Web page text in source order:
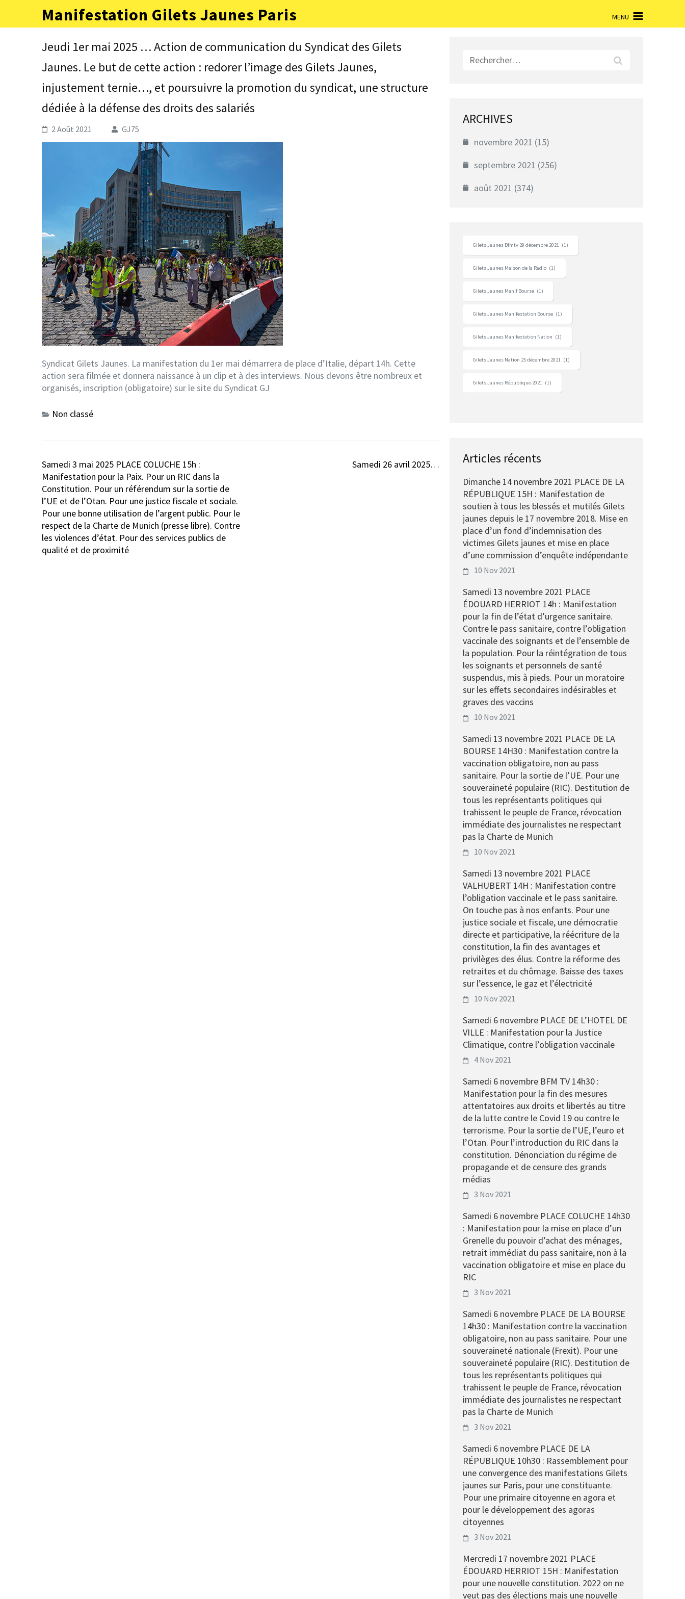
contenu
Manifestation Gilets Jaunes Paris MENU
Jeudi 1er mai 2025 … Action de communication du Syndicat des Gilets
Jaunes. Le but de cette action : redorer l’image des Gilets Jaunes,
injustement ternie…, et poursuivre la promotion du syndicat, une structure
dédiée à la défense des droits des salariés
2 Août 2021 GJ75
Syndicat Gilets Jaunes. La manifestation du 1er mai démarrera de place d’Italie, départ 14h. Cette
action sera filmée et donnera naissance à un clip et à des interviews. Nous devons être nombreux et
organisés, inscription (obligatoire) sur le site du Syndicat GJ
Non classé
Navigation
de
l’article
Samedi 3 mai 2025 PLACE COLUCHE 15h :
Manifestation pour la Paix. Pour un RIC dans la
Constitution. Pour un référendum sur la sortie de
l’UE et de l’Otan. Pour une justice fiscale et sociale.
Pour une bonne utilisation de l’argent public. Pour le
respect de la Charte de Munich (presse libre). Contre
les violences d’état. Pour des services publics de
qualité et de proximité
Samedi 26 avril 2025…
Rechercher :
ARCHIVES
novembre 2021 (15)
septembre 2021 (256)
août 2021 (374)
Gilets Jaunes Bfmtv 29 décembre 2021 (1)
Gilets Jaunes Maison de la Radio (1)
Gilets Jaunes Manif Bourse (1)
Gilets Jaunes Manifestation Bourse (1)
Gilets Jaunes Manifestation Nation (1)
Gilets Jaunes Nation 25 décembre 2021 (1)
Gilets Jaunes République 2021 (1)
Articles récents
Dimanche 14 novembre 2021 PLACE DE LA
RÉPUBLIQUE 15H : Manifestation de
soutien à tous les blessés et mutilés Gilets
jaunes depuis le 17 novembre 2018. Mise en
place d’un fond d’indemnisation des
victimes Gilets jaunes et mise en place
d’une commission d’enquête indépendante
10 Nov 2021
Samedi 13 novembre 2021 PLACE
ÉDOUARD HERRIOT 14h : Manifestation
pour la fin de l’état d’urgence sanitaire.
Contre le pass sanitaire, contre l’obligation
vaccinale des soignants et de l’ensemble de
la population. Pour la réintégration de tous
les soignants et personnels de santé
suspendus, mis à pieds. Pour un moratoire
sur les effets secondaires indésirables et
graves des vaccins
10 Nov 2021
Samedi 13 novembre 2021 PLACE DE LA
BOURSE 14H30 : Manifestation contre la
vaccination obligatoire, non au pass
sanitaire. Pour la sortie de l’UE. Pour une
souveraineté populaire (RIC). Destitution de
tous les représentants politiques qui
trahissent le peuple de France, révocation
immédiate des journalistes ne respectant
pas la Charte de Munich
10 Nov 2021
Samedi 13 novembre 2021 PLACE
VALHUBERT 14H : Manifestation contre
l’obligation vaccinale et le pass sanitaire.
On touche pas à nos enfants. Pour une
justice sociale et fiscale, une démocratie
directe et participative, la réécriture de la
constitution, la fin des avantages et
privilèges des élus. Contre la réforme des
retraites et du chômage. Baisse des taxes
sur l’essence, le gaz et l’électricité
10 Nov 2021
Samedi 6 novembre PLACE DE L’HOTEL DE
VILLE : Manifestation pour la Justice
Climatique, contre l’obligation vaccinale
4 Nov 2021
Samedi 6 novembre BFM TV 14h30 :
Manifestation pour la fin des mesures
attentatoires aux droits et libertés au titre
de la lutte contre le Covid 19 ou contre le
terrorisme. Pour la sortie de l’UE, l’euro et
l’Otan. Pour l’introduction du RIC dans la
constitution. Dénonciation du régime de
propagande et de censure des grands
médias
3 Nov 2021
Samedi 6 novembre PLACE COLUCHE 14h30
: Manifestation pour la mise en place d’un
Grenelle du pouvoir d’achat des ménages,
retrait immédiat du pass sanitaire, non à la
vaccination obligatoire et mise en place du
RIC
3 Nov 2021
Samedi 6 novembre PLACE DE LA BOURSE
14h30 : Manifestation contre la vaccination
obligatoire, non au pass sanitaire. Pour une
souveraineté nationale (Frexit). Pour une
souveraineté populaire (RIC). Destitution de
tous les représentants politiques qui
trahissent le peuple de France, révocation
immédiate des journalistes ne respectant
pas la Charte de Munich
3 Nov 2021
Samedi 6 novembre PLACE DE LA
RÉPUBLIQUE 10h30 : Rassemblement pour
une convergence des manifestations Gilets
jaunes sur Paris, pour une constituante.
Pour une primaire citoyenne en agora et
pour le développement des agoras
citoyennes
3 Nov 2021
Mercredi 17 novembre 2021 PLACE
ÉDOUARD HERRIOT 15H : Manifestation
pour une nouvelle constitution. 2022 on ne
veut pas des élections mais une nouvelle